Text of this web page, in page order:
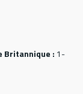
Britannique : 1-